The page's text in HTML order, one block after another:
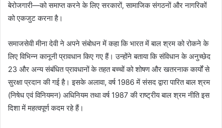
बेरोजगारी—को समाप्त करने के लिए सरकारों, सामाजिक संगठनों और नागरिकों
को एकजुट करना है।
समाजसेवी मीना देवी ने अपने संबोधन में कहा कि भारत में बाल श्रम को रोकने के
लिए विभिन्न कानूनी प्रावधान किए गए हैं। उन्होंने बताया कि संविधान के अनुच्छेद
23 और अन्य संबंधित प्रावधानों के तहत बच्चों को शोषण और खतरनाक कार्यों से
सुरक्षा प्रदान की गई है। इसके अलावा, वर्ष 1986 में संसद द्वारा पारित बाल श्रम
(निषेध एवं विनियमन) अधिनियम तथा वर्ष 1987 की राष्ट्रीय बाल श्रम नीति इस
दिशा में महत्वपूर्ण कदम रहे हैं।